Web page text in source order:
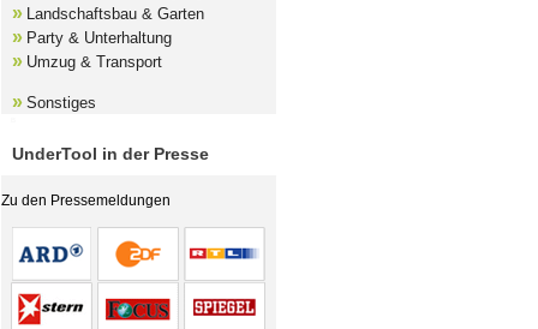
» Landschaftsbau & Garten
» Party & Unterhaltung
» Umzug & Transport
» Sonstiges
UnderTool in der Presse
Zu den Pressemeldungen